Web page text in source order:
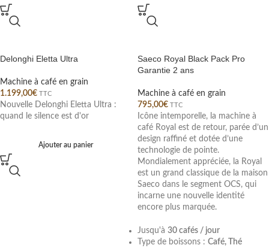
Delonghi Eletta Ultra
Machine à café en grain
1.199,00€ TTC
Nouvelle Delonghi Eletta Ultra :
quand le silence est d'or
Ajouter au panier
Saeco Royal Black Pack Pro
Garantie 2 ans
Machine à café en grain
795,00€ TTC
Icône intemporelle, la machine à
café Royal est de retour, parée d’un
design raffiné et dotée d’une
technologie de pointe.
Mondialement appréciée, la Royal
est un grand classique de la maison
Saeco dans le segment OCS, qui
incarne une nouvelle identité
encore plus marquée.
Jusqu'à 30 cafés / jour
Type de boissons : Café, Thé